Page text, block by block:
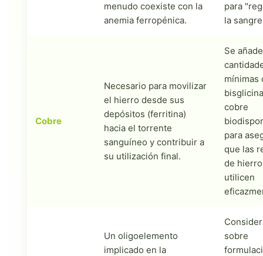
menudo coexiste con la
anemia ferropénica.
para
la
Cobre
Necesario para movilizar
el hierro desde sus
depósitos (ferritina)
hacia el torrente
sanguíneo y contribuir a
su utilización final.
Se
mínimas
cobre
para
que las
de
utilicen
Un oligoelemento
implicado en la
sobre